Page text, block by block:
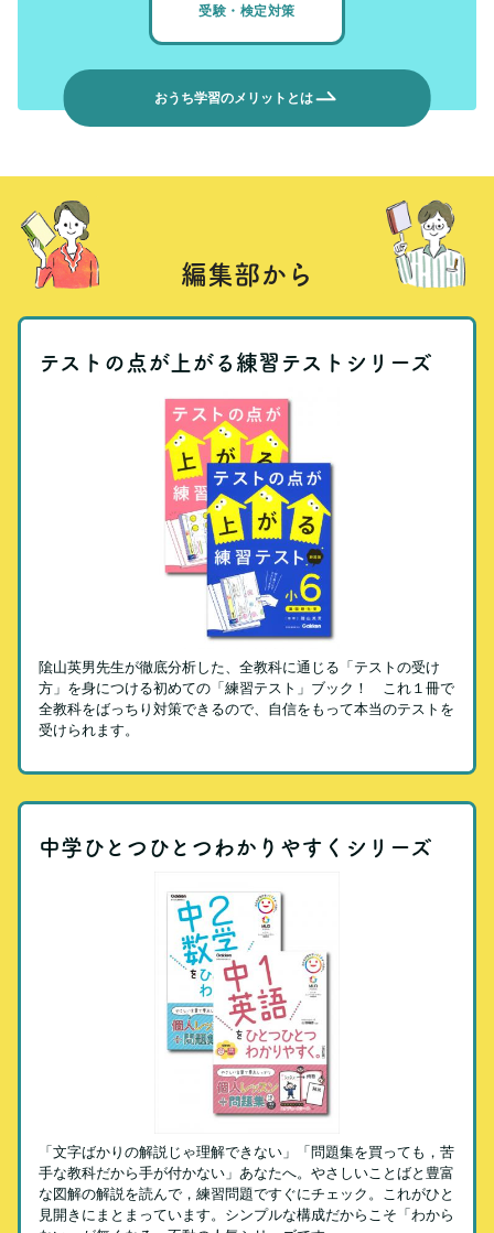
受験・検定対策
おうち学習のメリットとは
編集部から
テストの点が上がる練習テストシリーズ
隂山英男先生が徹底分析した、全教科に通じる「テストの受け
方」を身につける初めての「練習テスト」ブック！ これ１冊で
全教科をばっちり対策できるので、自信をもって本当のテストを
受けられます。
中学ひとつひとつわかりやすくシリーズ
「文字ばかりの解説じゃ理解できない」「問題集を買っても，苦
手な教科だから手が付かない」あなたへ。やさしいことばと豊富
な図解の解説を読んで，練習問題ですぐにチェック。これがひと
見開きにまとまっています。シンプルな構成だからこそ「わから